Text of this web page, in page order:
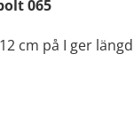
065
cm på I ger